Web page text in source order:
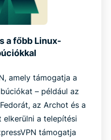
a főbb Linux-
amely támogatja a
– például az
az Archot és a
elkerülni a telepítési
támogatja